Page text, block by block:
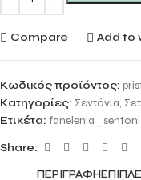
Compare Add to
Κωδικός προϊόντος:
Κατηγορίες: Σεντόνια,
Ετικέτα:
Share:
ΠΕΡΙΓΡΑΦΉ